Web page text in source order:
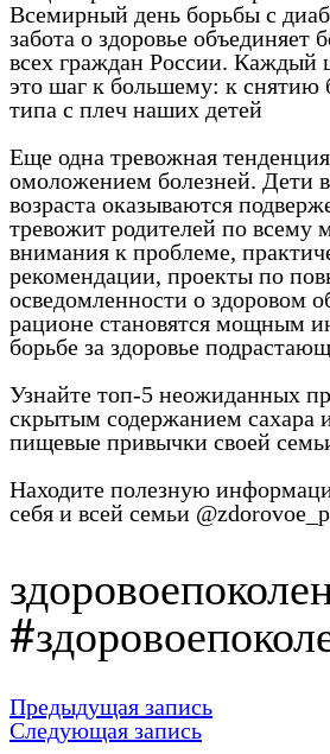
Всемирный день борьбы с
забота о здоровье объединяет
всех граждан России. Каждый
это шаг к большему: к снятию
типа с плеч наших детей
Еще одна тревожная тенденция
омоложением болезней. Дети
возраста оказываются
тревожит родителей по всему
внимания к проблеме,
рекомендации, проекты по
осведомленности о здоровом
рационе становятся мощным
борьбе за здоровье
Узнайте топ-5 неожиданных
скрытым содержанием сахара
пищевые привычки своей
Находите полезную
себя и всей семьи
Предыдущая запись
Следующая запись